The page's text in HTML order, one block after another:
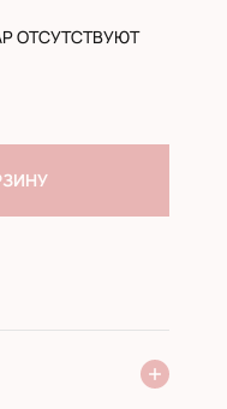
ОТСУТСТВУЮТ